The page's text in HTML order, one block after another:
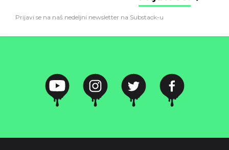
Prijavi se na naš nedeljni newsletter na Substack-u